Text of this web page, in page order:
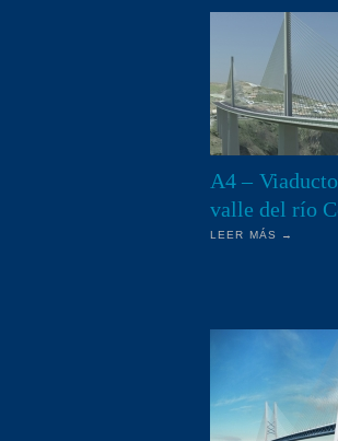
A4 –
valle del río
LEER MÁS →